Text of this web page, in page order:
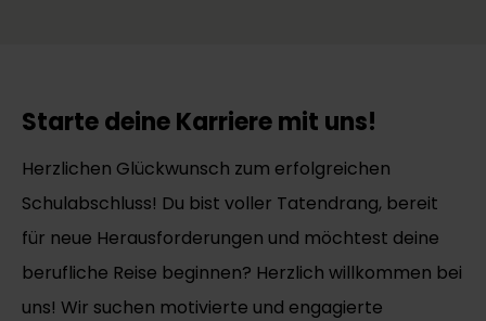
Starte deine Karriere mit uns!
Herzlichen Glückwunsch zum erfolgreichen
Schulabschluss! Du bist voller Tatendrang, bereit
für neue Herausforderungen und möchtest deine
berufliche Reise beginnen? Herzlich willkommen bei
uns! Wir suchen motivierte und engagierte